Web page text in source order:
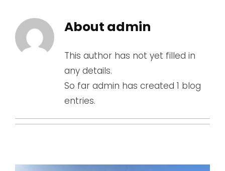
About admin
This author has not yet filled in
any details.
So far admin has created 1 blog
entries.